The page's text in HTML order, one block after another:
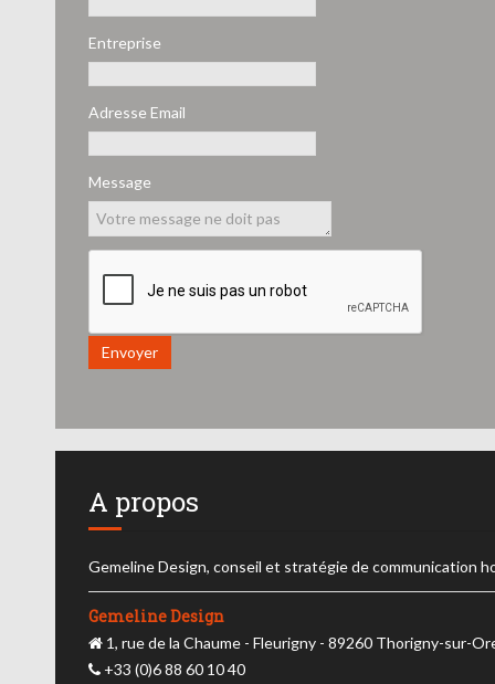
Entreprise
Adresse Email
Message
Envoyer
A propos
Gemeline Design, conseil et stratégie de communication
Gemeline Design
1, rue de la Chaume - Fleurigny - 89260 Thorigny-sur-
+33 (0)6 88 60 10 40